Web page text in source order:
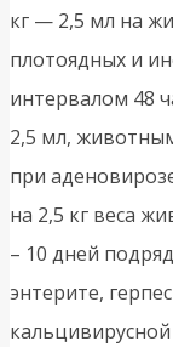
кг — 2,5 мл на
плотоядных и
интервалом 48
2,5 мл,
при
на 2,5 кг веса
– 10 дней
энтерите,